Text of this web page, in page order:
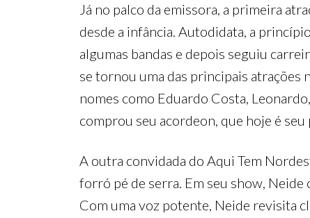
Já no palco da emissora, a primeira
desde a infância. Autodidata, a
algumas bandas e depois seguiu
se tornou uma das principais
nomes como Eduardo Costa,
comprou seu acordeon, que hoje é
A outra convidada do Aqui Tem
forró pé de serra. Em seu show,
Com uma voz potente, Neide revisita